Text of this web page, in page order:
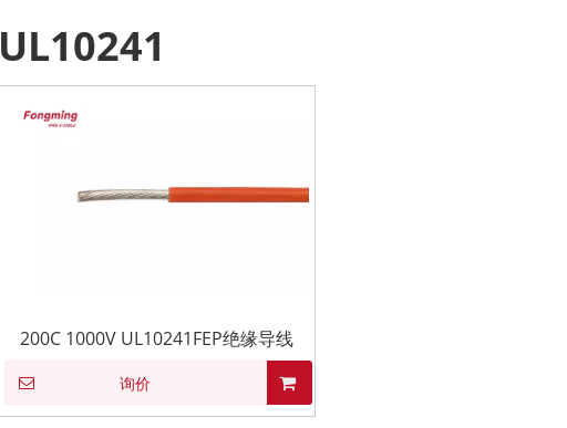
UL10241
200C 1000V UL10241FEP绝缘导线
询价